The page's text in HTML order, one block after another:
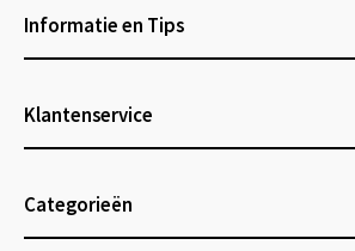
Informatie en Tips
Klantenservice
Categorieën